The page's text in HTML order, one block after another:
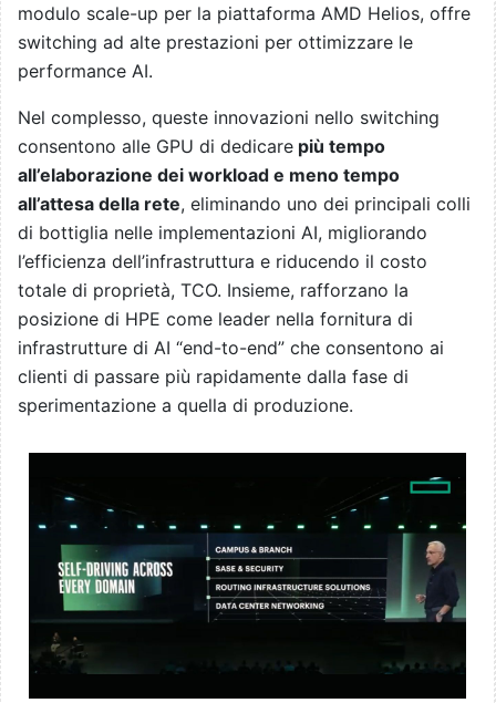
modulo scale-up per la piattaforma AMD Helios, offre
switching ad alte prestazioni per ottimizzare le
performance AI.
Nel complesso, queste innovazioni nello switching
consentono alle GPU di dedicare più tempo
all’elaborazione dei workload e meno tempo
all’attesa della rete, eliminando uno dei principali colli
di bottiglia nelle implementazioni AI, migliorando
l’efficienza dell’infrastruttura e riducendo il costo
totale di proprietà, TCO. Insieme, rafforzano la
posizione di HPE come leader nella fornitura di
infrastrutture di AI “end-to-end” che consentono ai
clienti di passare più rapidamente dalla fase di
sperimentazione a quella di produzione.